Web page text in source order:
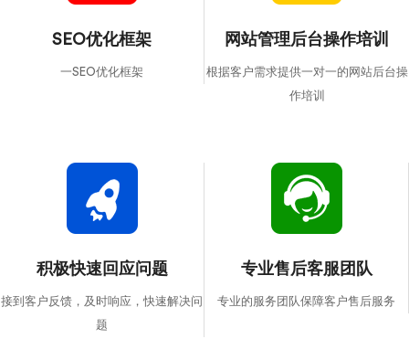
SEO优化框架
一SEO优化框架
网站管理后台操作培训
根据客户需求提供一对一的网站后台操
作培训
积极快速回应问题
接到客户反馈，及时响应，快速解决问
题
专业售后客服团队
专业的服务团队保障客户售后服务